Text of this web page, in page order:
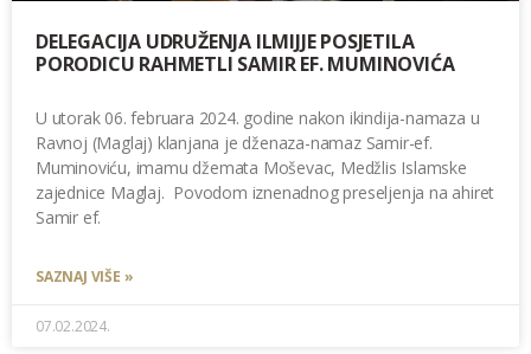
DELEGACIJA UDRUŽENJA ILMIJJE POSJETILA
PORODICU RAHMETLI SAMIR EF. MUMINOVIĆA
U utorak 06. februara 2024. godine nakon ikindija-namaza u
Ravnoj (Maglaj) klanjana je dženaza-namaz Samir-ef.
Muminoviću, imamu džemata Moševac, Medžlis Islamske
zajednice Maglaj. Povodom iznenadnog preseljenja na ahiret
Samir ef.
SAZNAJ VIŠE »
07.02.2024.